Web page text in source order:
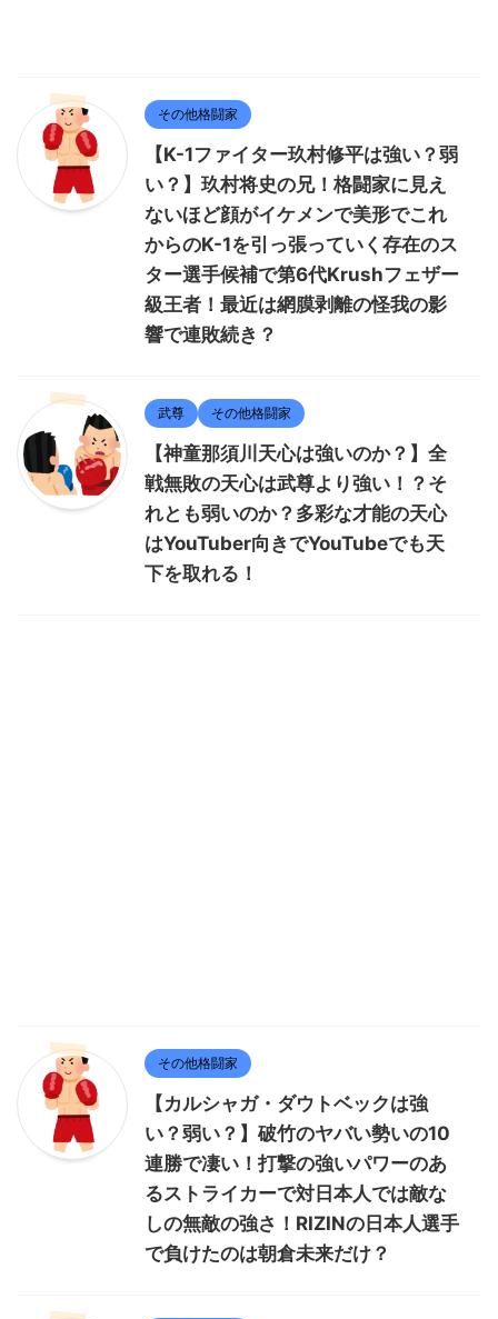
その他格闘家
【K-1ファイター玖村修平は強い？弱
い？】玖村将史の兄！格闘家に見え
ないほど顔がイケメンで美形でこれ
からのK-1を引っ張っていく存在のス
ター選手候補で第6代Krushフェザー
級王者！最近は網膜剥離の怪我の影
響で連敗続き？
武尊 その他格闘家
【神童那須川天心は強いのか？】全
戦無敗の天心は武尊より強い！？そ
れとも弱いのか？多彩な才能の天心
はYouTuber向きでYouTubeでも天
下を取れる！
その他格闘家
【カルシャガ・ダウトベックは強
い？弱い？】破竹のヤバい勢いの10
連勝で凄い！打撃の強いパワーのあ
るストライカーで対日本人では敵な
しの無敵の強さ！RIZINの日本人選手
で負けたのは朝倉未来だけ？